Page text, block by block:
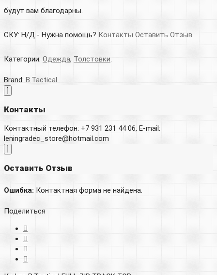
будут вам благодарны.
СКУ: Н/Д - Нужна помощь? Контакты Оставить Отзыв
Категории: Одежда, Толстовки.
Brand: B.Tactical
Контакты
Контактный телефон: +7 931 231 44 06, E-mail:
leningradec_store@hotmail.com
Оставить Отзыв
Ошибка: Контактная форма не найдена.
Поделиться